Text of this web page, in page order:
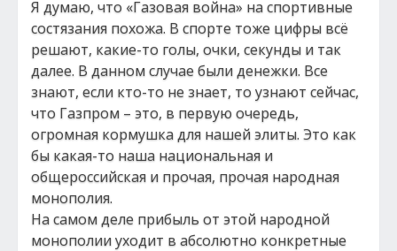
Я думаю, что «Газовая война» на спортивные
состязания похожа. В спорте тоже цифры всё
решают, какие-то голы, очки, секунды и так
далее. В данном случае были денежки. Все
знают, если кто-то не знает, то узнают сейчас,
что Газпром – это, в первую очередь,
огромная кормушка для нашей элиты. Это как
бы какая-то наша национальная и
общероссийская и прочая, прочая народная
монополия.
На самом деле прибыль от этой народной
монополии уходит в абсолютно конкретные